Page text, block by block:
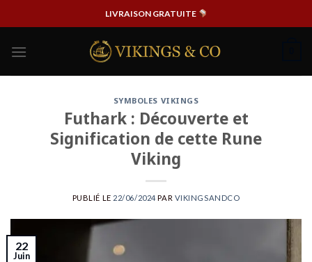
au
LIVRAISON GRATUITE
SYMBOLES VIKINGS
Futhark : Découverte et
Signification de cette Rune
Viking
PUBLIÉ LE 22/06/2024 PAR VIKINGSANDCO
22
Juin